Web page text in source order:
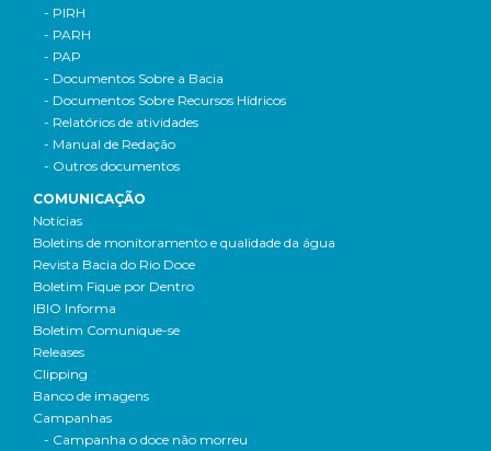
- PIRH
- PARH
- PAP
- Documentos Sobre a Bacia
- Documentos Sobre Recursos Hídricos
- Relatórios de atividades
- Manual de Redação
- Outros documentos
COMUNICAÇÃO
Notícias
Boletins de monitoramento e qualidade da água
Revista Bacia do Rio Doce
Boletim Fique por Dentro
IBIO Informa
Boletim Comunique-se
Releases
Clipping
Banco de imagens
Campanhas
- Campanha o doce não morreu